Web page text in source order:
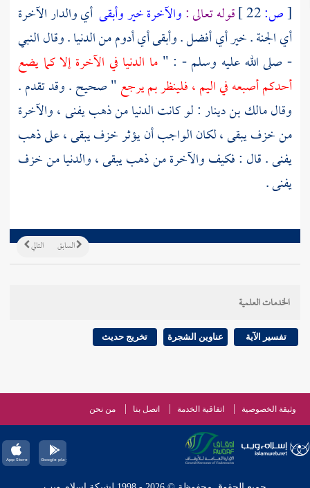
[ص: قوله تعالى :والآخرة خير وأبقى أي والدار الآخرة
أي الجنة . خير أي أفضل . وأبقى أي أدوم من الدنيا . وقال النبي
- صلى الله عليه وسلم - : "ما الدنيا في الآخرة إلا كما يضع
أحدكم أصبعه في اليم ، فلينظر بم يرجع" صحيح . وقد تقدم .
وقالمالك بن دينار: لو كانت الدنيا من ذهب يفنى ، والآخرة
من خزف يبقى ، لكان الواجب أن يؤثر خزف يبقى ، على ذهب
يفنى . قال : فكيف والآخرة من ذهب يبقى ، والدنيا من خزف
يفنى .
التالي السابق
الخدمات العلمية
تفسير الآية عناوين الشجرة تخريج حديث
وثيقة الخصوصية اتفاقية الخدمة اتصل بنا من نحن